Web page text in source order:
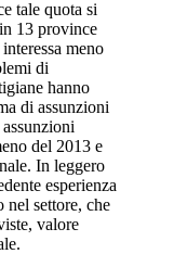
tale quota si
13 province
meno
di
hanno
di assunzioni
del 2013 e
In leggero
esperienza
nel settore, che
valore